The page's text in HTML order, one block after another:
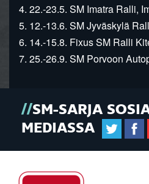
4. 22.-23.5. SM Imatra Ralli,
5. 12.-13.6. SM Jyväskylä
6. 14.-15.8. Fixus SM Ralli
7. 25.-26.9. SM Porvoon
SM-SARJA
MEDIASSA